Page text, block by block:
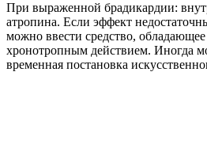
При выраженной брадикардии:
атропина. Если эффект
можно ввести средство,
хронотропным действием. Иногда
временная постановка